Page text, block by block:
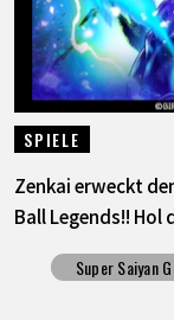
SPIELE
Zenkai erweckt
Ball Legends!!
Super Saiyan